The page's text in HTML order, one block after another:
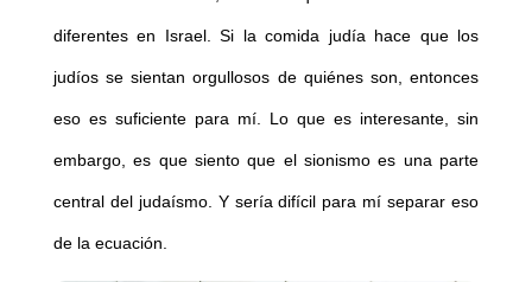
diferentes en Israel. Si la comida judía hace que los
judíos se sientan orgullosos de quiénes son, entonces
eso es suficiente para mí. Lo que es interesante, sin
embargo, es que siento que el sionismo es una parte
central del judaísmo. Y sería difícil para mí separar eso
de la ecuación.